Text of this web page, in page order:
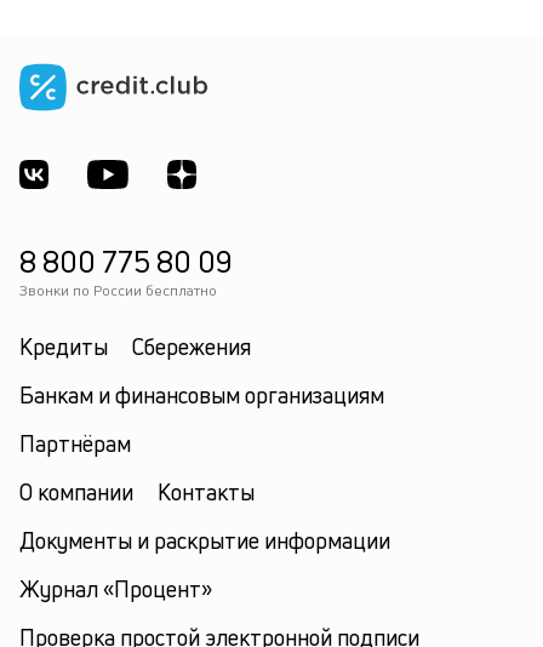
8 800 775 80 09
Звонки по России бесплатно
Кредиты
Сбережения
Банкам и финансовым организациям
Партнёрам
О компании
Контакты
Документы и раскрытие информации
Журнал «Процент»
Проверка простой электронной подписи